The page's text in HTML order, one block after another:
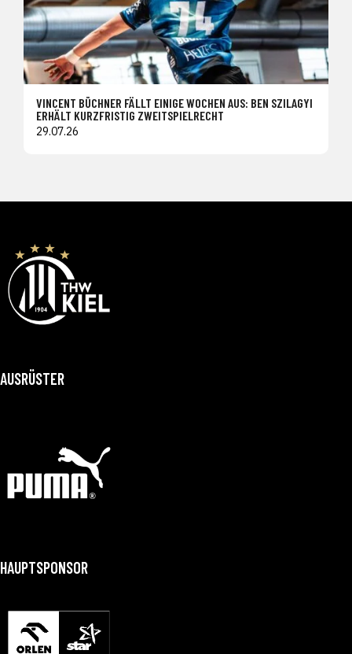
VINCENT BÜCHNER FÄLLT EINIGE WOCHEN AUS: BEN SZILAGYI
ERHÄLT KURZFRISTIG ZWEITSPIELRECHT
29.07.26
AUSRÜSTER
HAUPTSPONSOR